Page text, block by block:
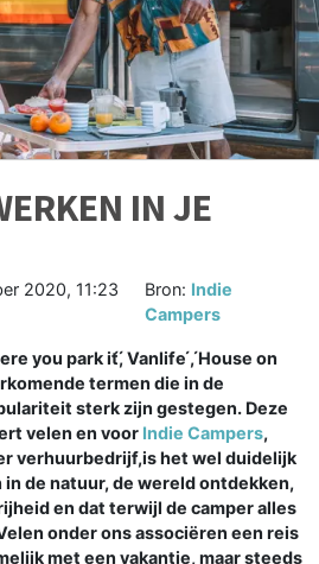
IN JE
2020, 11:23
Bron: Indie
Campers
you park it́,́ Vanlife ́, ́House on
termen die in de
sterk zijn gestegen. Deze
velen en voor Indie Campers,
verhuurbedrijf,is het wel duidelijk
de natuur, de wereld ontdekken,
en dat terwijl de camper alles
onder ons associëren een reis
met een vakantie, maar steeds